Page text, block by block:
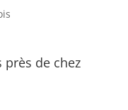
près de chez